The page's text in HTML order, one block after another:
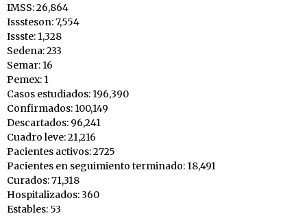
IMSS: 26,864
Isssteson: 7,554
Issste: 1,328
Sedena: 233
Semar: 16
Pemex: 1
Casos estudiados: 196,390
Confirmados: 100,149
Descartados: 96,241
Cuadro leve: 21,216
Pacientes activos: 2725
Pacientes en seguimiento terminado: 18,491
Curados: 71,318
Hospitalizados: 360
Estables: 53